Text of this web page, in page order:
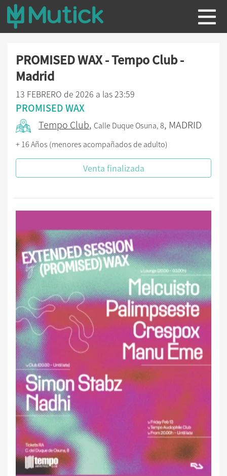
PROMISED WAX - Tempo Club -
Madrid
13 FEBRERO de 2026 a las 23:59
PROMISED WAX
Tempo Club, Calle Duque Osuna, 8, MADRID
+ 16 Años (menores acompañados de adulto)
Venta finalizada